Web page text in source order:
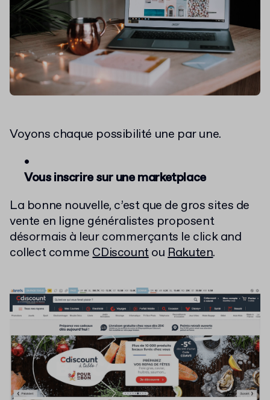
Voyons chaque possibilité une par une.
Vous inscrire sur une marketplace
La bonne nouvelle, c’est que de gros sites de
vente en ligne généralistes proposent
désormais à leur commerçants le click and
collect commeCDiscountouRakuten.